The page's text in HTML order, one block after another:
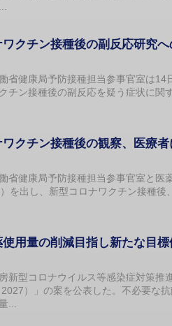
ワクチン接種後の副反応研究
省健康局予防接種担当参事官室は14
チン接種後の副反応を疑う症状に関
ワクチン接種後の観察、医療
省健康局予防接種担当参事官室と医
）を出し、新型コロナワクチン接種
用量の削減目指し新たな目標
新型コロナウイルス等感染症対策推
2027）」の案を公表した。不必要な
...